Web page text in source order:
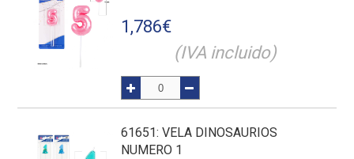
1,786€
(IVA incluido)
61651: VELA DINOSAURIOS
NUMERO 1